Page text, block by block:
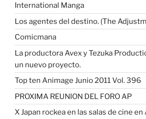
International Manga
Los agentes del destino. (The
Comicmana
La productora Avex y Tezuka
un nuevo proyecto.
Top ten Animage Junio 2011 Vol. 396
PROXIMA REUNION DEL FORO AP
X Japan rockea en las salas de cine en